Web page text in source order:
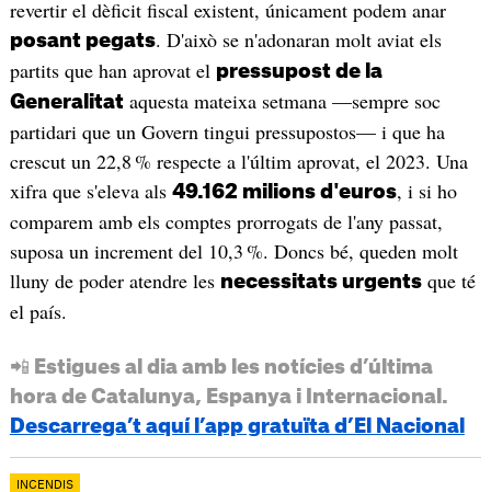
revertir el dèficit fiscal existent, únicament podem anar
posant pegats. D'això se n'adonaran molt aviat els
partits que han aprovat el pressupost de la
Generalitataquesta mateixa setmana —sempre soc
partidari que un Govern tingui pressupostos— i que ha
crescut un 22,8 % respecte a l'últim aprovat, el 2023. Una
xifra que s'eleva als 49.162 milions d'euros, i si ho
comparem amb els comptes prorrogats de l'any passat,
suposa un increment del 10,3 %. Doncs bé, queden molt
lluny de poder atendre les necessitats urgentsque té
el país.
📲 Estigues al dia amb les notícies d’última
hora de Catalunya, Espanya i Internacional.
Descarrega’t aquí l’app gratuïta d’El Nacional
INCENDIS